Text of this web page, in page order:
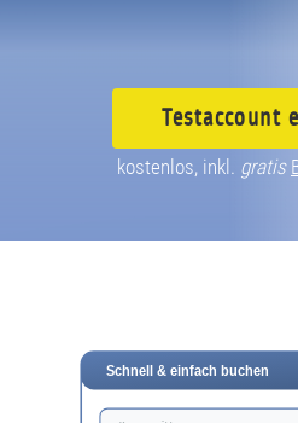
Testaccount
kostenlos, inkl. gratis